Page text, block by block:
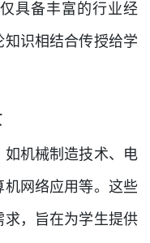
具备丰富的行业经
识相结合传授给学
机械制造技术、电
网络应用等。这些
，旨在为学生提供